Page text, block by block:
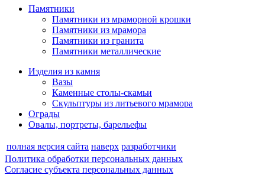
Памятники
Памятники из мраморной крошки
Памятники из мрамора
Памятники из гранита
Памятники металлические
Изделия из камня
Вазы
Каменные столы-скамьи
Скульптуры из литьевого мрамора
Ограды
Овалы, портреты, барельефы
полная версия сайта наверх разработчики
Политика обработки персональных данных
Согласие субъекта персональных данных